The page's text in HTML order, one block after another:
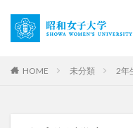
HOME 未分類 2年